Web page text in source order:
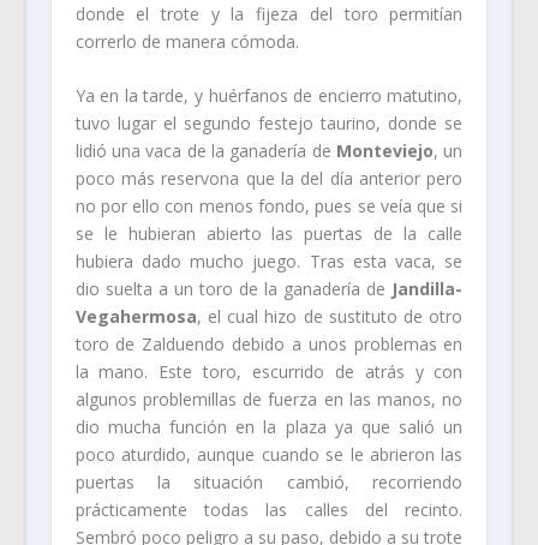
donde el trote y la fijeza del toro permitían
correrlo de manera cómoda.
Ya en la tarde, y huérfanos de encierro matutino,
tuvo lugar el segundo festejo taurino, donde se
lidió una vaca de la ganadería de Monteviejo, un
poco más reservona que la del día anterior pero
no por ello con menos fondo, pues se veía que si
se le hubieran abierto las puertas de la calle
hubiera dado mucho juego. Tras esta vaca, se
dio suelta a un toro de la ganadería de Jandilla-
Vegahermosa, el cual hizo de sustituto de otro
toro de Zalduendo debido a unos problemas en
la mano. Este toro, escurrido de atrás y con
algunos problemillas de fuerza en las manos, no
dio mucha función en la plaza ya que salió un
poco aturdido, aunque cuando se le abrieron las
puertas la situación cambió, recorriendo
prácticamente todas las calles del recinto.
Sembró poco peligro a su paso, debido a su trote